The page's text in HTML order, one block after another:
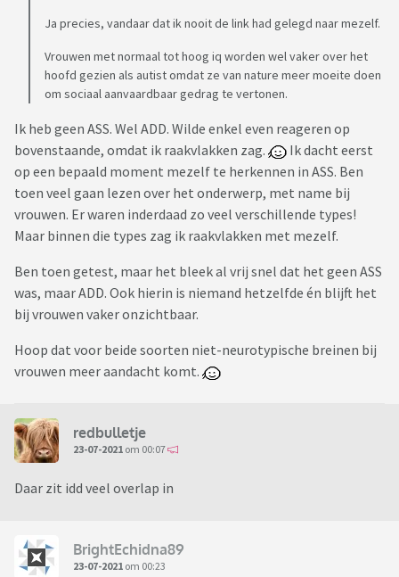
Ja precies, vandaar dat ik nooit de link had gelegd naar mezelf.
Vrouwen met normaal tot hoog iq worden wel vaker over het
hoofd gezien als autist omdat ze van nature meer moeite doen
om sociaal aanvaardbaar gedrag te vertonen.
Ik heb geen ASS. Wel ADD. Wilde enkel even reageren op
bovenstaande, omdat ik raakvlakken zag.
Ik dacht eerst
op een bepaald moment mezelf te herkennen in ASS. Ben
toen veel gaan lezen over het onderwerp, met name bij
vrouwen. Er waren inderdaad zo veel verschillende types!
Maar binnen die types zag ik raakvlakken met mezelf.
Ben toen getest, maar het bleek al vrij snel dat het geen ASS
was, maar ADD. Ook hierin is niemand hetzelfde én blijft het
bij vrouwen vaker onzichtbaar.
Hoop dat voor beide soorten niet-neurotypische breinen bij
vrouwen meer aandacht komt.
redbulletje
23-07-2021 om 00:07
Daar zit idd veel overlap in
BrightEchidna89
23-07-2021 om 00:23